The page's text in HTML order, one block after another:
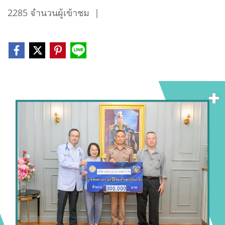
2285 จำนวนผู้เข้าชม |